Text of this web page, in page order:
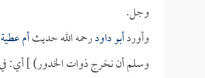
وجل.
وأوردأبو داودرحمه الله حديثأم عطية
وسلم أن نخرج ذوات الخدور) ] أي: في